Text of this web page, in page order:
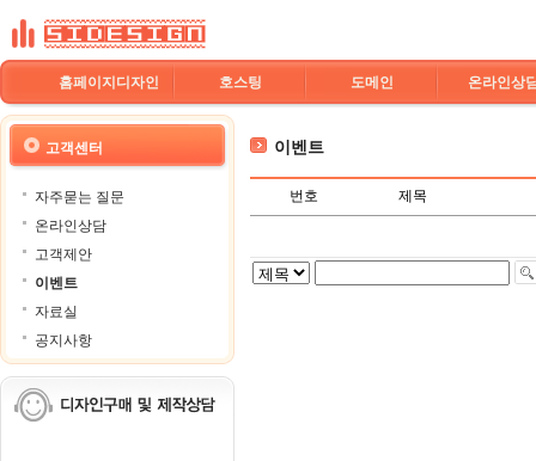
홈페이지디자인 호스팅 도메인 온라인상
고객센터
자주묻는 질문
온라인상담
고객제안
이벤트
자료실
공지사항
이벤트
번호 제목